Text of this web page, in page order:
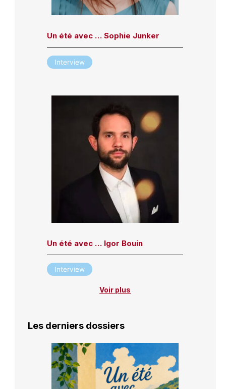
Un été avec … Sophie Junker
Interview
Un été avec … Igor Bouin
Interview
Voir plus
Les derniers dossiers